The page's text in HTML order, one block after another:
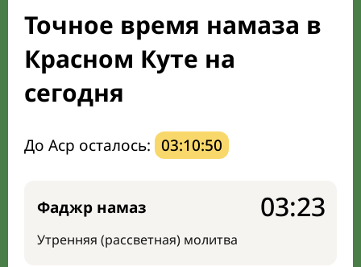
Мечети и молельные комнаты
Направление киблы
Точное время намаза в
Красном Куте на
сегодня
До Аср осталось: 03:10:49
Фаджр намаз
Утренняя (рассветная) молитва
03:23